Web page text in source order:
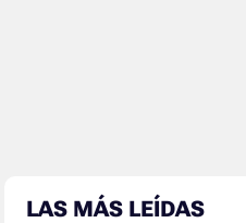
LAS MÁS LEÍDAS